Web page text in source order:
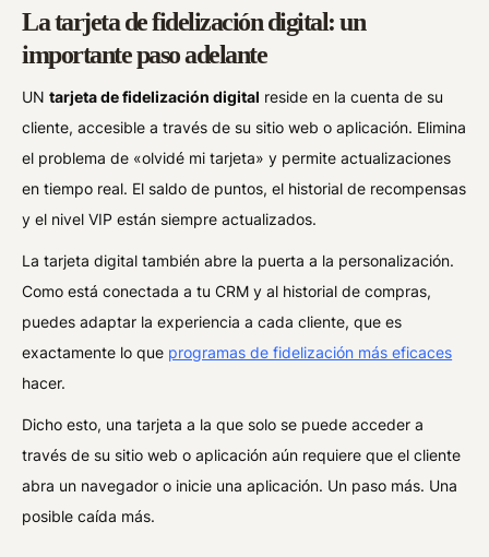
La tarjeta de fidelización digital: un
importante paso adelante
UNtarjeta de fidelización digital reside en la cuenta de su
cliente, accesible a través de su sitio web o aplicación. Elimina
el problema de «olvidé mi tarjeta» y permite actualizaciones
en tiempo real. El saldo de puntos, el historial de recompensas
y el nivel VIP están siempre actualizados.
La tarjeta digital también abre la puerta a la personalización.
Como está conectada a tu CRM y al historial de compras,
puedes adaptar la experiencia a cada cliente, que es
exactamente lo que programas de fidelización más eficaces
hacer.
Dicho esto, una tarjeta a la que solo se puede acceder a
través de su sitio web o aplicación aún requiere que el cliente
abra un navegador o inicie una aplicación. Un paso más. Una
posible caída más.